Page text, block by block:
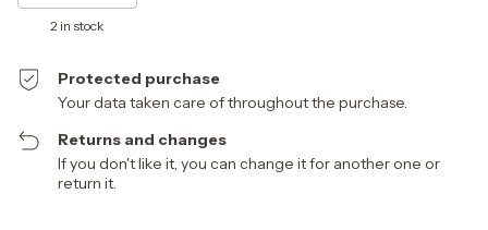
2 in stock
Protected purchase
Your data taken care of throughout the purchase.
Returns and changes
If you don't like it, you can change it for another one or
return it.